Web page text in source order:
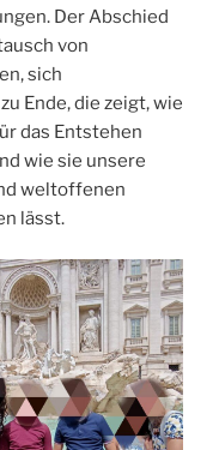
Der Abschied
von
sich
Ende, die zeigt, wie
das Entstehen
wie sie unsere
weltoffenen
lässt.